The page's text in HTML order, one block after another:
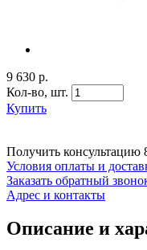
9 630 р.
Кол-во, шт.
Купить
Получить консультацию
Условия оплаты и
Заказать обратный
Адрес и контакты
Описание и